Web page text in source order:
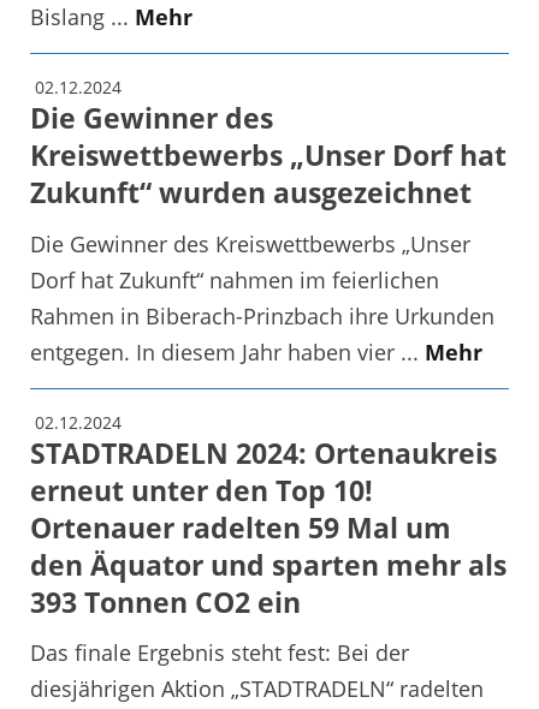
Bislang ... Mehr
02.12.2024
Die Gewinner des
Kreiswettbewerbs „Unser Dorf hat
Zukunft“ wurden ausgezeichnet
Die Gewinner des Kreiswettbewerbs „Unser
Dorf hat Zukunft“ nahmen im feierlichen
Rahmen in Biberach-Prinzbach ihre Urkunden
entgegen. In diesem Jahr haben vier ... Mehr
02.12.2024
STADTRADELN 2024: Ortenaukreis
erneut unter den Top 10!
Ortenauer radelten 59 Mal um
den Äquator und sparten mehr als
393 Tonnen CO2 ein
Das finale Ergebnis steht fest: Bei der
diesjährigen Aktion „STADTRADELN“ radelten